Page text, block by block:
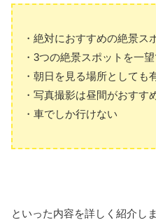
・絶対におすすめの絶景ス
・3つの絶景スポットを一
・朝日を見る場所としても
・写真撮影は昼間がおすす
・車でしか行けない
といった内容を詳しく紹介し